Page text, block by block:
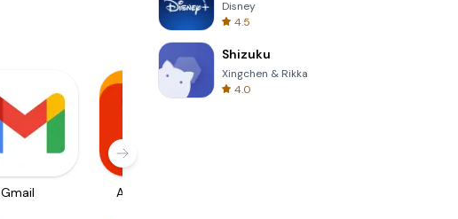
Gmail AliExpress
Disney
4.5
Shizuku
Xingchen & Rikka
4.0